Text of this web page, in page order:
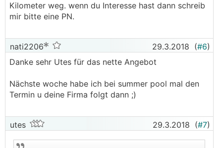
Kilometer weg. wenn du Interesse hast dann schreib
mir bitte eine PN.
nati2206 29.3.2018 (#6)
Danke sehr Utes für das nette Angebot
Nächste woche habe ich bei summer pool mal den
Termin u deine Firma folgt dann ;)
utes 29.3.2018 (#7)